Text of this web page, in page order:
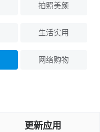
拍照美颜
生活实用
网络购物
更新应用